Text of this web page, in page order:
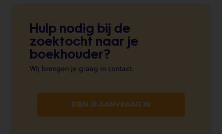
Hulp nodig bij de
zoektocht naar je
boekhouder?
Wij brengen je graag in contact.
DIEN JE AANVRAAG IN